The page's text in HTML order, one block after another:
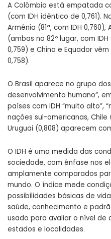
A Colômbia está empatada
(com IDH idêntico de 0,761).
Armênia (81ª, com IDH
(ambas no 82º lugar, com IDH
0,759) e China e Equador
0,758).
O Brasil aparece no grupo
desenvolvimento humano”,
países com IDH “muito alto”,
nações sul-americanas, Chile
Uruguai (0,808) aparecem
O IDH é uma medida das
sociedade, com ênfase nos
amplamente comparados
mundo. O índice mede
possibilidades básicas de
saúde, conhecimento e
usado para avaliar o nível de
estados e localidades.